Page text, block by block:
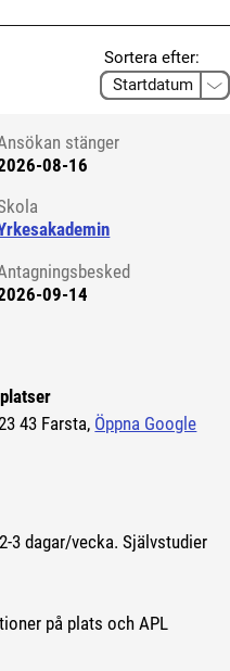
Sortera efter:
stänger
08-16
09-14
43 Farsta, Öppna Google
vecka. Självstudier
på plats och APL